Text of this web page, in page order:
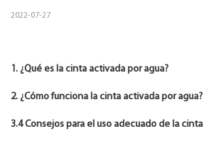
2022-07-27
1. ¿Qué es la cinta activada por agua?
2. ¿Cómo funciona la cinta activada por agua?
3.4 Consejos para el uso adecuado de la